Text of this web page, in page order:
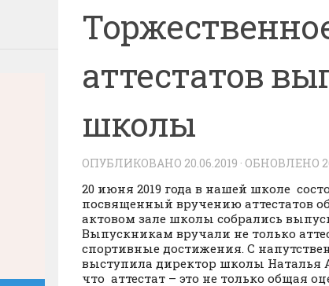
аттестатов
школы
ОПУБЛИКОВАНО 20.06.2019 · ОБНОВЛЕНО
20 июня 2019 года в нашей школе
посвященный вручению аттестатов
актовом зале школы собрались
Выпускникам вручали не только
спортивные достижения. С
выступила директор школы Наталья
что аттестат – это не только общая